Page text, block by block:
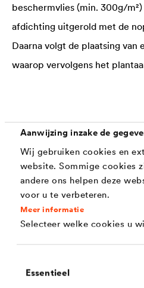
Aanwijzing inzake de
Wij gebruiken cookies en
website. Sommige cookies
andere ons helpen deze
voor u te verbeteren.
Meer informatie
Selecteer welke cookies u
Essentieel
beschermvlies (min. 300g/
afdichting uitgerold met de
Daarna volgt de plaatsing
waarop vervolgens het
Referenties